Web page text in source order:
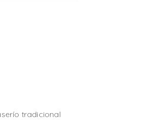
tradicional